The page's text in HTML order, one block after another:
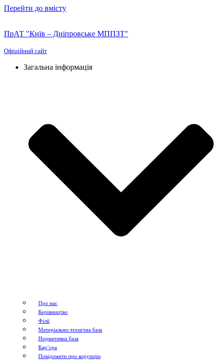
Перейти до вмісту
ПрАТ "Київ – Дніпровське МППЗТ"
Офіційний сайт
Загальна інформація
Про нас
Керівництво
Філії
Матеріально-технічна база
Нормативна база
Кар’єра
Повідомити про корупцію